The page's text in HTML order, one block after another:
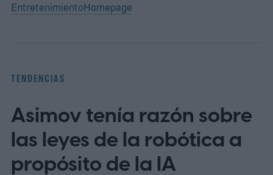
EntretenimientoHomepage
TENDENCIAS
Asimov tenía razón sobre
las leyes de la robótica a
propósito de la IA